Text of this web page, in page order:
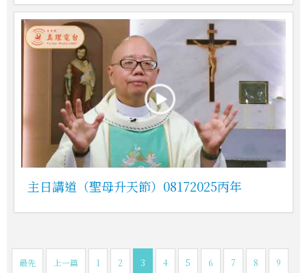
主日講道（聖母升天節）08172025丙年
最先 上一篇 1 2 3 4 5 6 7 8 9